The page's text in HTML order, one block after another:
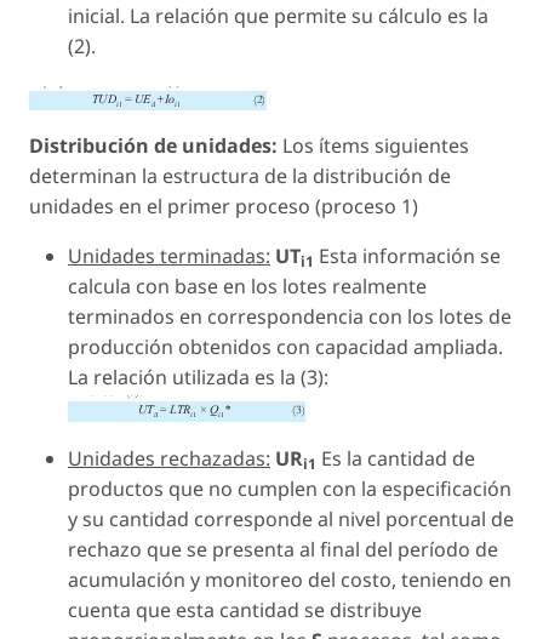
inicial. La relación que permite su cálculo es la
(2).
Distribución de unidades: Los ítems siguientes
determinan la estructura de la distribución de
unidades en el primer proceso (proceso 1)
Unidades terminadas: UTi1 Esta información se
calcula con base en los lotes realmente
terminados en correspondencia con los lotes de
producción obtenidos con capacidad ampliada.
La relación utilizada es la (3):
Unidades rechazadas: URi1 Es la cantidad de
productos que no cumplen con la especificación
y su cantidad corresponde al nivel porcentual de
rechazo que se presenta al final del período de
acumulación y monitoreo del costo, teniendo en
cuenta que esta cantidad se distribuye